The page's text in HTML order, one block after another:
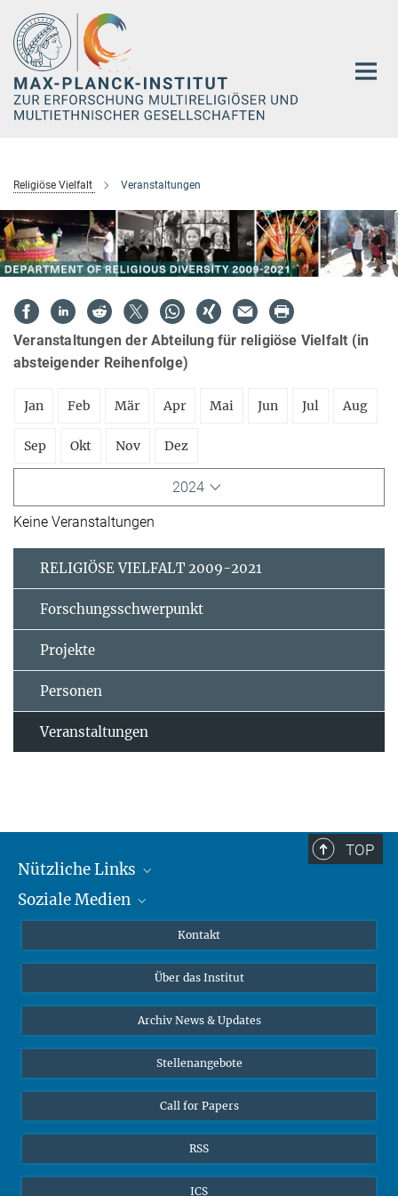
Hauptinhalt
Religiöse Vielfalt Veranstaltungen
Veranstaltungen der Abteilung für religiöse Vielfalt (in
absteigender Reihenfolge)
Jan Feb Mär Apr Mai Jun Jul Aug
Sep Okt Nov Dez
2024
Keine Veranstaltungen
RELIGIÖSE VIELFALT 2009-2021
Forschungsschwerpunkt
Projekte
Personen
Veranstaltungen
TOP
Nützliche Links
MMG Alumni Corner
Online-Vorträge
Interviews zum Thema "Diversity"
Soziale Medien
Bluesky
Kontakt
Über das Institut
Archiv News & Updates
Stellenangebote
Call for Papers
RSS
ICS